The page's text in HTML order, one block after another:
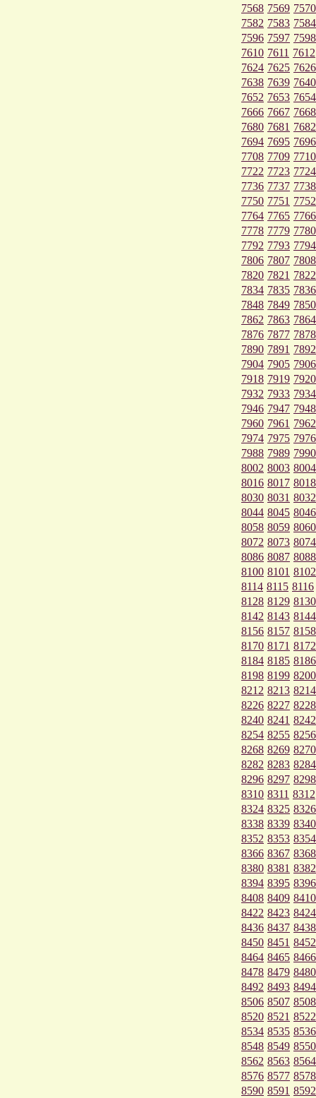
7568 7569 7570
7582 7583 7584
7596 7597 7598
7610 7611 7612
7624 7625 7626
7638 7639 7640
7652 7653 7654
7666 7667 7668
7680 7681 7682
7694 7695 7696
7708 7709 7710
7722 7723 7724
7736 7737 7738
7750 7751 7752
7764 7765 7766
7778 7779 7780
7792 7793 7794
7806 7807 7808
7820 7821 7822
7834 7835 7836
7848 7849 7850
7862 7863 7864
7876 7877 7878
7890 7891 7892
7904 7905 7906
7918 7919 7920
7932 7933 7934
7946 7947 7948
7960 7961 7962
7974 7975 7976
7988 7989 7990
8002 8003 8004
8016 8017 8018
8030 8031 8032
8044 8045 8046
8058 8059 8060
8072 8073 8074
8086 8087 8088
8100 8101 8102
8114 8115 8116
8128 8129 8130
8142 8143 8144
8156 8157 8158
8170 8171 8172
8184 8185 8186
8198 8199 8200
8212 8213 8214
8226 8227 8228
8240 8241 8242
8254 8255 8256
8268 8269 8270
8282 8283 8284
8296 8297 8298
8310 8311 8312
8324 8325 8326
8338 8339 8340
8352 8353 8354
8366 8367 8368
8380 8381 8382
8394 8395 8396
8408 8409 8410
8422 8423 8424
8436 8437 8438
8450 8451 8452
8464 8465 8466
8478 8479 8480
8492 8493 8494
8506 8507 8508
8520 8521 8522
8534 8535 8536
8548 8549 8550
8562 8563 8564
8576 8577 8578
8590 8591 8592